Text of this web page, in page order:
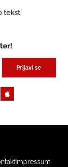
tekst.
Prijavi se
Impressum